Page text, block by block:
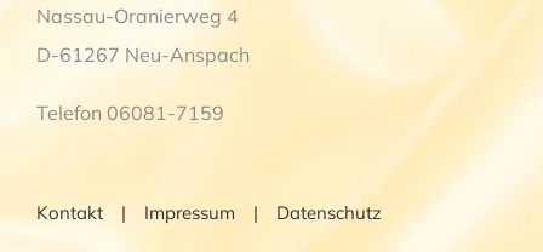
Nassau-Oranierweg 4
D-61267 Neu-Anspach
Telefon 06081-7159
Kontakt Impressum Datenschutz